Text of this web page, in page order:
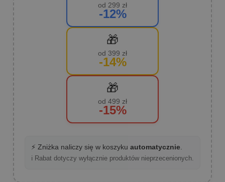
od 299 zł
-12%
🎁
od 399 zł
-14%
🎁
od 499 zł
-15%
⚡ Zniżka naliczy się w koszyku automatycznie
ℹ️ Rabat dotyczy wyłącznie produktów nieprzecenionych.